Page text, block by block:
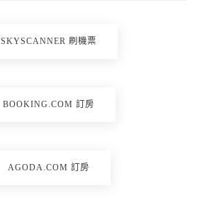
SKYSCANNER 刷機票
BOOKING.COM 訂房
AGODA.COM 訂房